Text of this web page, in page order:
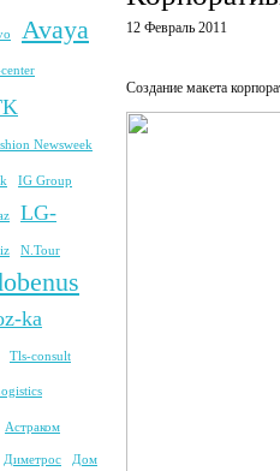
Avaya
Newsweek
IG Group
LG-
N.Tour
ka
Tls-consult
Астраком
Диметрос Дом
12 Февраль 2011
Создание макета